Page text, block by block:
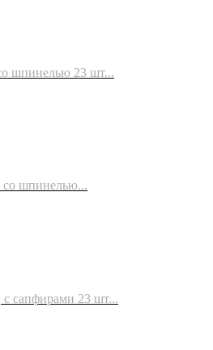
шпинелью 23 шт...
со шпинелью...
с сапфирами 23 шт...